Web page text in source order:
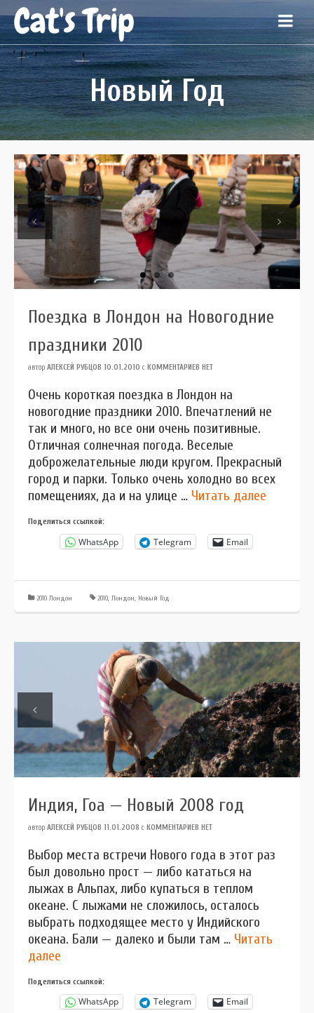
Cat's Trip
Новый Год
Previous Next
Поездка в Лондон на Новогодние
праздники 2010
автор АЛЕКСЕЙ РУБЦОВ 10.01.2010 с КОММЕНТАРИЕВ НЕТ
Очень короткая поездка в Лондон на
новогодние праздники 2010. Впечатлений не
так и много, но все они очень позитивные.
Отличная солнечная погода. Веселые
доброжелательные люди кругом. Прекрасный
город и парки. Только очень холодно во всех
помещениях, да и на улице … Читать далее
Поделиться ссылкой:
WhatsApp Telegram Email
2010 Лондон 2010, Лондон, Новый Год
Next
Индия, Гоа — Новый 2008 год
автор АЛЕКСЕЙ РУБЦОВ 11.01.2008 с КОММЕНТАРИЕВ НЕТ
Выбор места встречи Нового года в этот раз
был довольно прост — либо кататься на
лыжах в Альпах, либо купаться в теплом
океане. С лыжами не сложилось, осталось
выбрать подходящее место у Индийского
океана. Бали — далеко и были там … Читать
далее
Поделиться ссылкой:
WhatsApp Telegram Email